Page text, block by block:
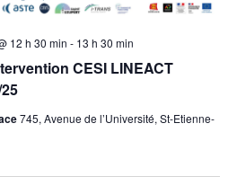
CESI LINEACT
12 h 30 min - 13 h 30 min
745, Avenue de l’Université, St-Etienne-